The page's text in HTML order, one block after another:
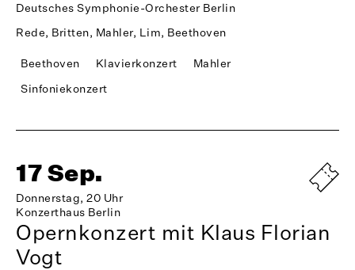
Deutsches Symphonie-Orchester Berlin
Rede, Britten, Mahler, Lim, Beethoven
Beethoven Klavierkonzert
Mahler
Sinfoniekonzert
17 Sep.
Donnerstag, 20 Uhr
Konzerthaus Berlin
Opernkonzert mit Klaus Florian
Vogt